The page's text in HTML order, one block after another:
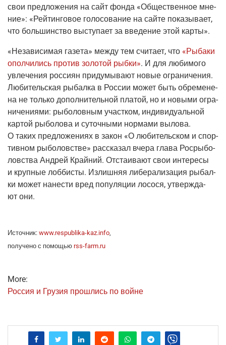
свои пред­ло­же­ния на сайт фон­да «Обще­ствен­ное мне­
ние»: «Рей­тин­го­вое голо­со­ва­ние на сай­те пока­зы­ва­ет,
что боль­шин­ство высту­па­ет за вве­де­ние этой карты».
«Неза­ви­си­мая газе­та» меж­ду тем счи­та­ет, что «Рыба­ки
опол­чи­лись про­тив золо­той рыб­ки». И для люби­мо­го
увле­че­ния рос­си­ян при­ду­мы­ва­ют новые огра­ни­че­ния.
Люби­тель­ская рыбал­ка в Рос­сии может быть обре­ме­не­
на не толь­ко допол­ни­тель­ной пла­той, но и новы­ми огра­
ни­че­ни­я­ми: рыбо­лов­ным участ­ком, инди­ви­ду­аль­ной
кар­той рыбо­ло­ва и суточ­ны­ми нор­ма­ми выло­ва.
О таких пред­ло­же­ни­ях в закон «О люби­тель­ском и спор­
тив­ном рыбо­лов­стве» рас­ска­зал вче­ра гла­ва Рос­ры­бо­
лов­ства Андрей Край­ний. Отста­и­ва­ют свои инте­ре­сы
и круп­ные лоб­би­сты. Излиш­няя либе­ра­ли­за­ция рыбал­
ки может нане­сти вред попу­ля­ции лосо­ся, утвер­жда­
ют они.
Источ­ник: www.respublika-kaz.info
полу­че­но с помо­щью rss-farm.ru
More:
Рос­сия и Гру­зия про­шлись по войне